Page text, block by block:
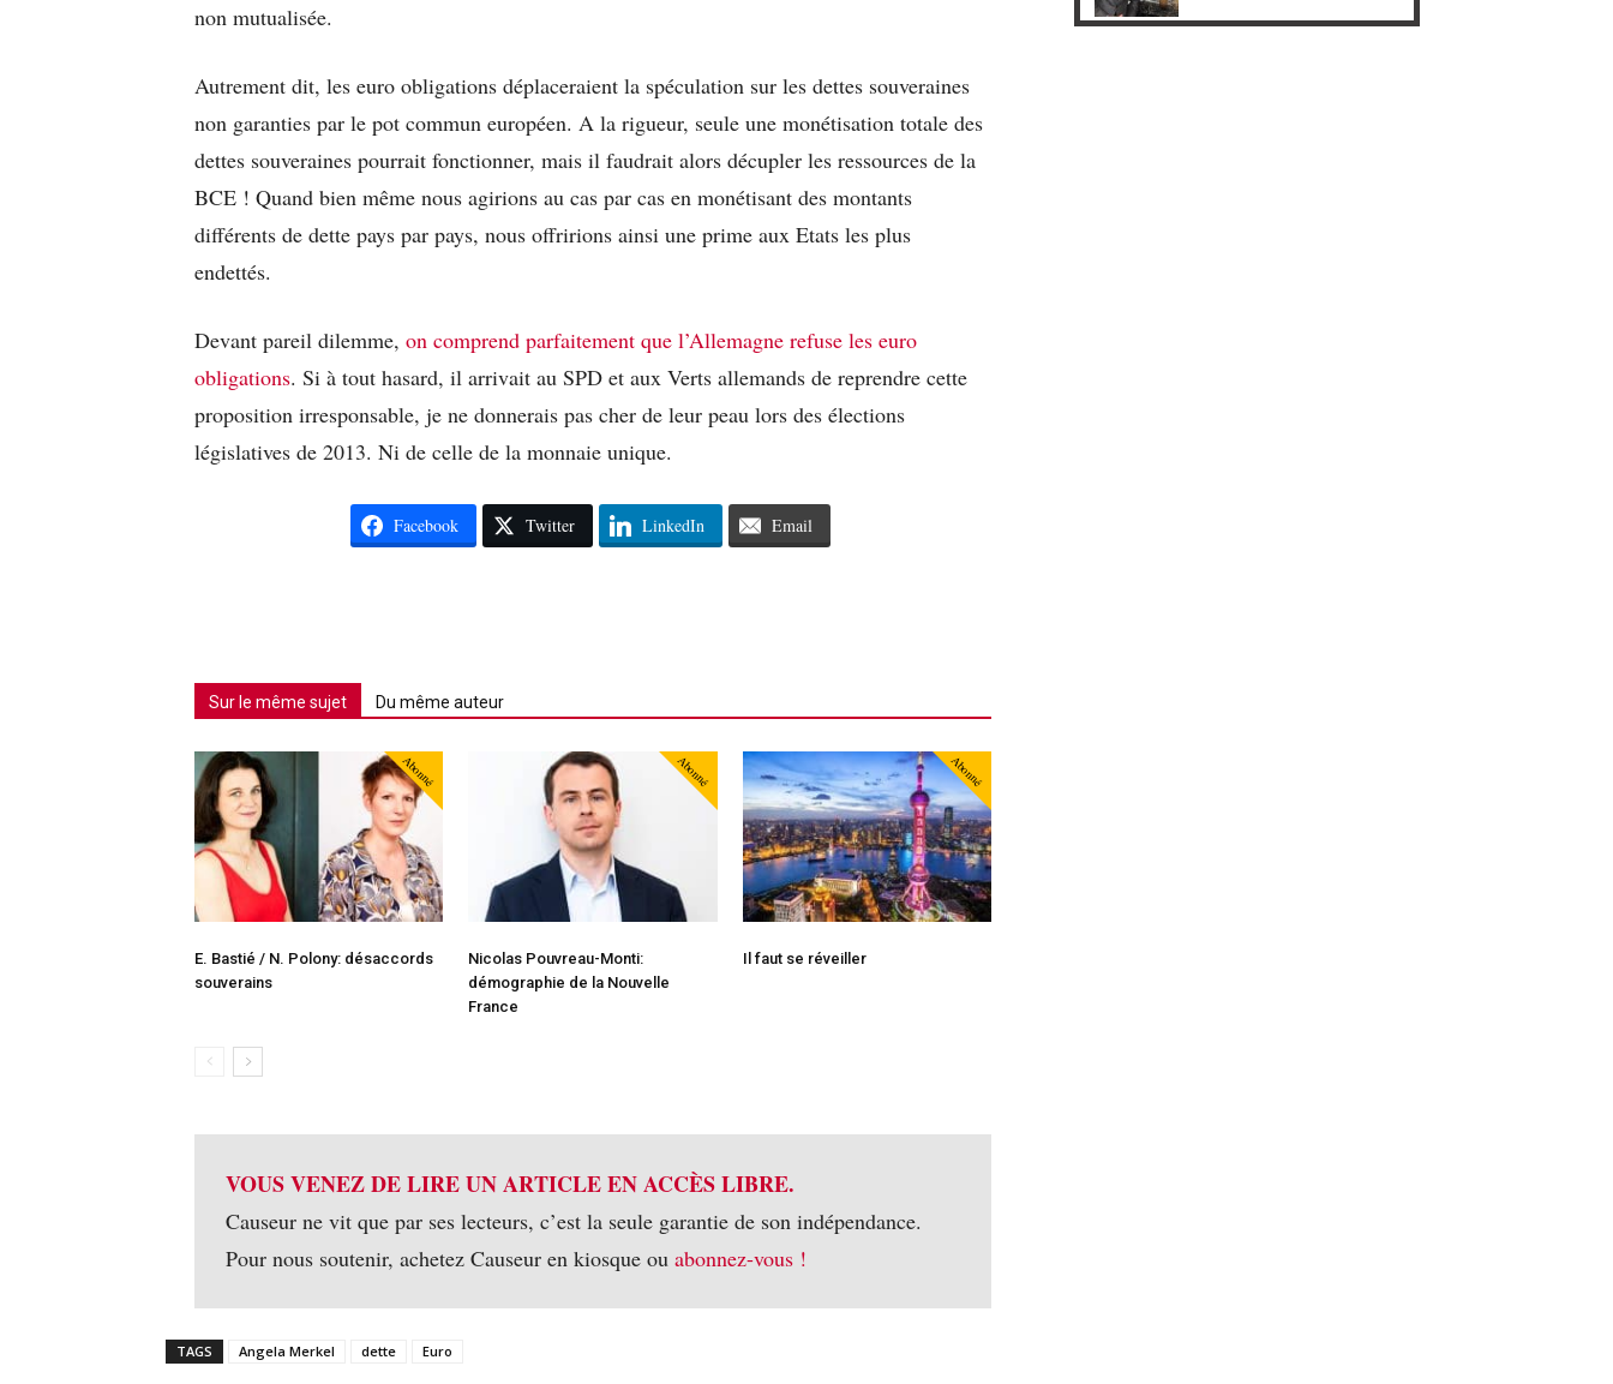
non mutualisée.
Autrement dit, les euro obligations déplaceraient la spéculation sur les dettes souveraines
non garanties par le pot commun européen. A la rigueur, seule une monétisation totale des
dettes souveraines pourrait fonctionner, mais il faudrait alors décupler les ressources de la
BCE ! Quand bien même nous agirions au cas par cas en monétisant des montants
différents de dette pays par pays, nous offririons ainsi une prime aux Etats les plus
endettés.
Devant pareil dilemme, on comprend parfaitement que l’Allemagne refuse les euro
obligations. Si à tout hasard, il arrivait au SPD et aux Verts allemands de reprendre cette
proposition irresponsable, je ne donnerais pas cher de leur peau lors des élections
législatives de 2013. Ni de celle de la monnaie unique.
Facebook Twitter LinkedIn Email
Sur le même sujet Du même auteur
Abonné
E. Bastié / N. Polony: désaccords
souverains
Abonné
Nicolas Pouvreau-Monti:
démographie de la Nouvelle
France
Abonné
Il faut se réveiller
VOUS VENEZ DE LIRE UN ARTICLE EN ACCÈS LIBRE.
Causeur ne vit que par ses lecteurs, c’est la seule garantie de son indépendance.
Pour nous soutenir, achetez Causeur en kiosque ou abonnez-vous !
TAGS Angela Merkel dette Euro